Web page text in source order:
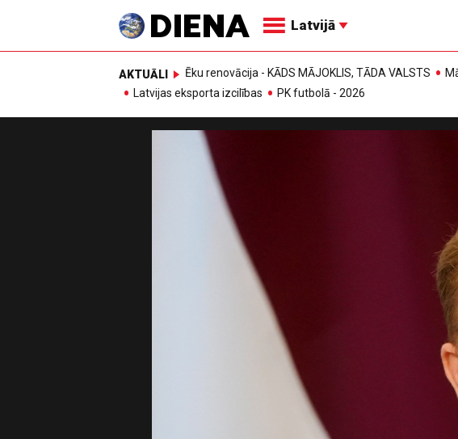
Latvijā
AKTUĀLI Ēku renovācija - KĀDS MĀJOKLIS, TĀDA VALSTS
Latvijas eksporta izcilības
PK futbolā - 2026